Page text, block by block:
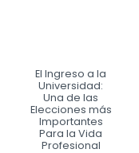
El Ingreso a la
Universidad:
Una de las
Elecciones más
Importantes
Para la Vida
Profesional